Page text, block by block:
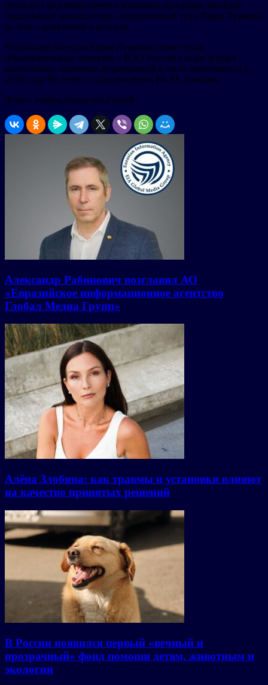
реализует ряд общественно-значимых программ, которые
продолжают многолетний созидательный труд Юрия Лужкова
во благо москвичей и россиян.
Реализация Фондом Юрия Лужкова совместных
образовательных проектов с ВЭО России входит в цикл
масштабных памятных мероприятий в честь отмечаемого в
2026 году 90-летия со дня рождения Ю. М. Лужкова.
Фото: изображение от Freepik
Александр Рабинович возглавил АО
«Евразийское информационное агентство
Глобал Медиа Групп»
Алёна Злобина: как травмы и установки влияют
на качество принятых решений
В России появился первый «вечный и
прозрачный» фонд помощи детям, животным и
экологии